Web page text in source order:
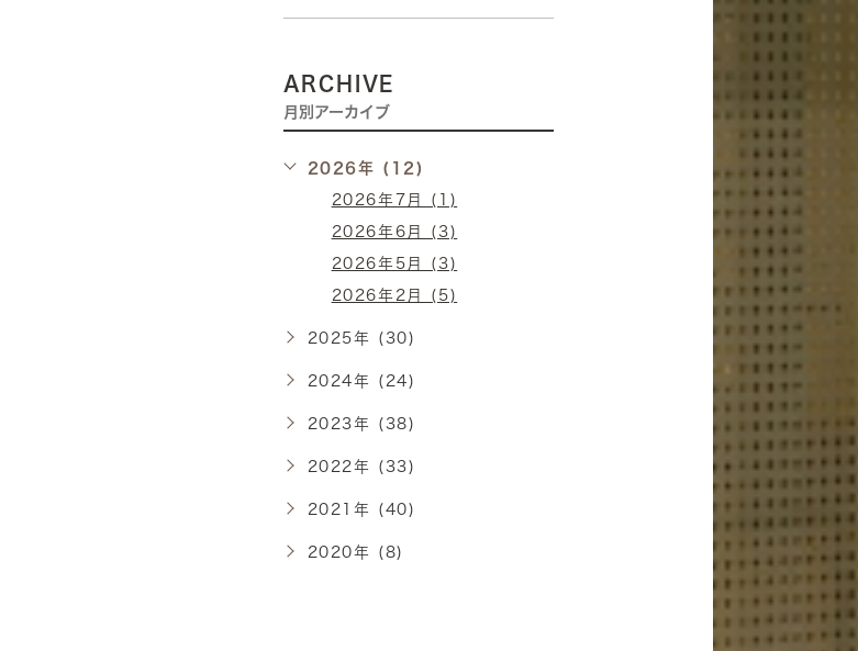
ARCHIVE
月別アーカイブ
2026年 (12)
2026年7月 (1)
2026年6月 (3)
2026年5月 (3)
2026年2月 (5)
2025年 (30)
2024年 (24)
2023年 (38)
2022年 (33)
2021年 (40)
2020年 (8)